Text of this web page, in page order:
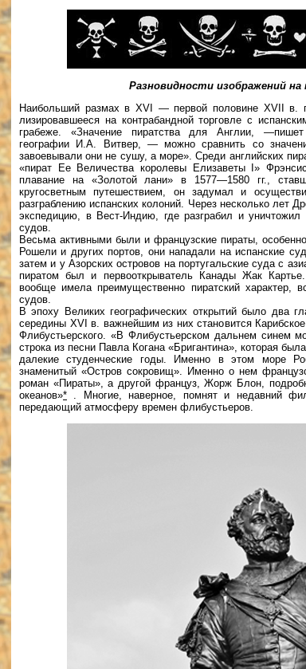
Разновидности изображений на
Наибольший размах в XVI — первой половине XVII в.
лизировавшееся на контрабандной торговле с
грабеже. «Значение пиратства для Англии, —пишет
географии И.А. Витвер, — можно сравнить со
завоевывали они не сушу, а море». Среди английских
«пират Ее Величества королевы Елизаветы I»
плавание на «Золотой лани» в 1577—1580 гг.,
кругосветным путешествием, он задумал и
разграблению испанских колоний. Через несколько лет
экспедицию, в Вест-Индию, где разграбил и уничтожил
судов.
Весьма активными были и французские пираты,
Рошели и других портов, они нападали на испанские
затем и у Азорских островов на португальские суда с
пиратом был и первооткрыватель Канады Жак
вообще имела преимущественно пиратский характер,
судов.
В эпоху Великих географических открытий было два
середины XVI в. важнейшим из них становится
Флибустьерского. «В Флибустьерском дальнем синем
строка из песни Павла Когана «Бригантина», которая
далекие студенческие годы. Именно в этом море
знаменитый «Остров сокровищ». Именно о нем
роман «Пираты», а другой француз, Жорж Блон,
океанов»* . Многие, наверное, помнят и недавний
передающий атмосферу времен флибустьеров.